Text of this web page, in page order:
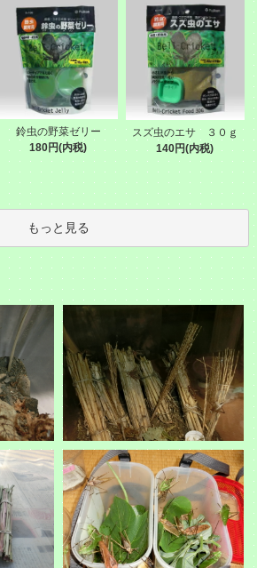
鈴虫の野菜ゼリー
180円(内税)
スズ虫のエサ ３０ｇ
140円(内税)
もっと見る